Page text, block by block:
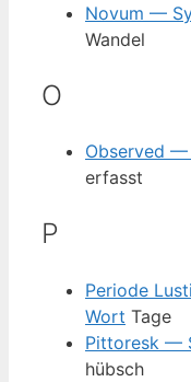
Novum —
Wandel
O
Observed —
erfasst
P
Periode
Wort Tage
Pittoresk —
hübsch